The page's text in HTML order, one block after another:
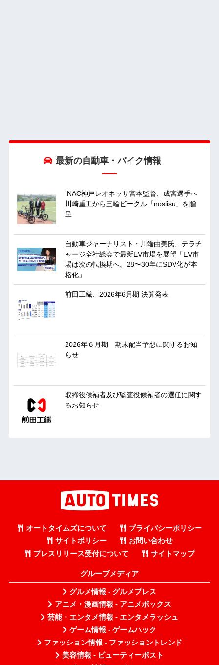
最新の自動車・バイク情報
INAC神戸レオネッサ宮本監督、成宮選手へ
川崎重工から三輪ビークル「noslisu」を贈
呈
自動車ジャーナリスト・川端由美氏、テラチ
ャージ全社総会で最新EV市場を展望「EV市
場は次の転換期へ。28〜30年にSDV化が本
格化」
前田工繊、2026年6月期 決算発表
2026年６月期 期末配当予想に関するお知
らせ
取締役候補者及び監査役候補者の選任に関す
るお知らせ
オートタイムズについて
プライバシーポリシー
サイトポリシー
お問い合わせ
プレスリリース受付について
サイトマップ
グループメディア
グルメ情報 - グルメプレス
アニメ・漫画情報 - アニメボックス
芸能・エンタメ情報 - エンタメラッシュ
ゲーム情報 - ゲームハック
ファッション情報 - ファッショントレンド
美容情報 - ビューティーポスト